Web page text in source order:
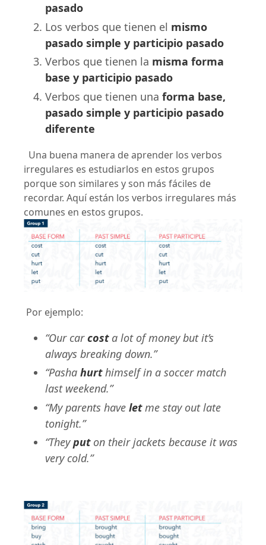
pasado
Los verbos que tienen el mismo
pasado simple y participio pasado
Verbos que tienen la misma forma
base y participio pasado
Verbos que tienen una forma base,
pasado simple y participio pasado
diferente
Una buena manera de aprender los verbos
irregulares es estudiarlos en estos grupos
porque son similares y son más fáciles de
recordar. Aquí están los verbos irregulares más
comunes en estos grupos.
Por ejemplo:
“Our carcost a lot of money but it’s
always breaking down.”
“Pasha hurthimself in a soccer match
last weekend.”
“My parents have letme stay out late
tonight.”
“Theyput on their jackets because it was
very cold.”